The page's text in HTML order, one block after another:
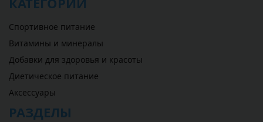
Спортивное питание
Витамины и минералы
Добавки для здоровья и красоты
Диетическое питание
Аксессуары
РАЗДЕЛЫ